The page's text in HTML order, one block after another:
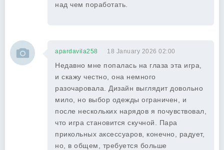
над чем поработать.
apardavila258 18 January 2026 02:00
Недавно мне попалась на глаза эта игра,
и скажу честно, она немного
разочаровала. Дизайн выглядит довольно
мило, но выбор одежды ограничен, и
после нескольких нарядов я почувствовал,
что игра становится скучной. Пара
прикольных аксессуаров, конечно, радует,
но, в общем, требуется больше